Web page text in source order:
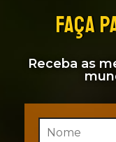
FAÇA
Receba as